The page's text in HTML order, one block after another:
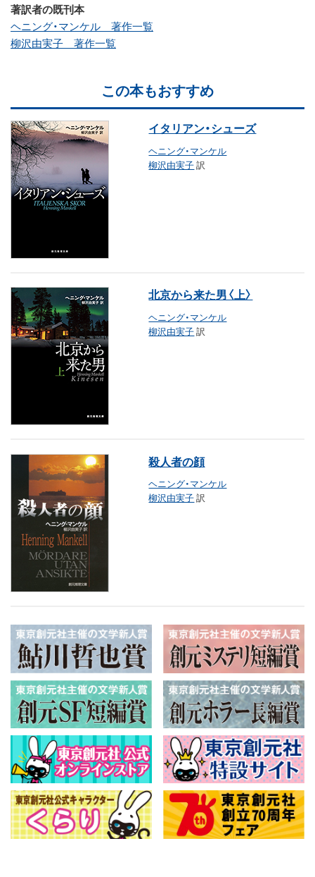
著訳者の既刊本
ヘニング・マンケル 著作一覧
柳沢由実子 著作一覧
この本もおすすめ
イタリアン・シューズ
ヘニング・マンケル
柳沢由実子訳
北京から来た男〈上〉
ヘニング・マンケル
柳沢由実子訳
殺人者の顔
ヘニング・マンケル
柳沢由実子訳